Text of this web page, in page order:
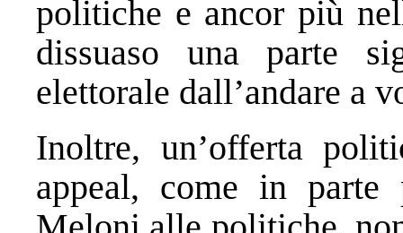
politiche e ancor più
dissuaso una parte
elettorale dall’andare a
Inoltre, un’offerta
appeal, come in parte